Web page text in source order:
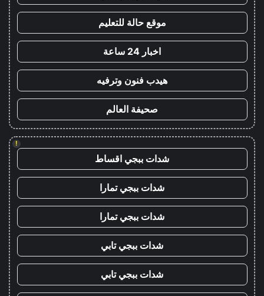
موقع حالة للتعليم
اخبار 24 ساعة
هيدب فنون وترفيه
صحيفة العالم
!
شدات ببجي اقساط
شدات ببجي تمارا
شدات ببجي تمارا
شدات ببجي تابي
شدات ببجي تابي